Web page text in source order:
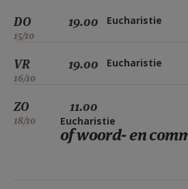
DO
15/10
19.00 Eucharistie
VR
16/10
19.00 Eucharistie
ZO
18/10
11.00
Eucharistie
of woord- en